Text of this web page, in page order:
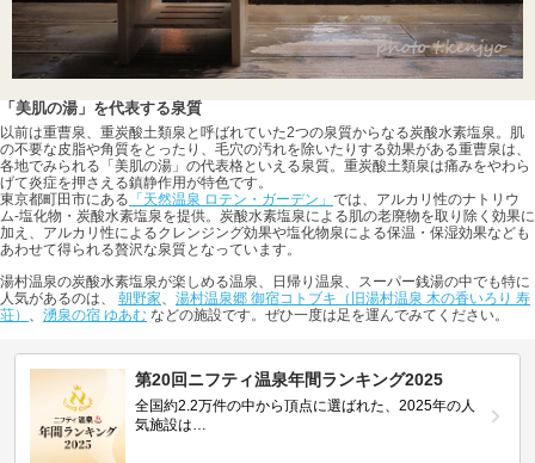
「美肌の湯」を代表する泉質
以前は重曹泉、重炭酸土類泉と呼ばれていた2つの泉質からなる炭酸水素塩泉。肌
の不要な皮脂や角質をとったり、毛穴の汚れを除いたりする効果がある重曹泉は、
各地でみられる「美肌の湯」の代表格といえる泉質。重炭酸土類泉は痛みをやわら
げて炎症を押さえる鎮静作用が特色です。
東京都町田市にある 「天然温泉 ロテン・ガーデン」 では、アルカリ性のナトリウ
ム-塩化物・炭酸水素塩泉を提供。炭酸水素塩泉による肌の老廃物を取り除く効果に
加え、アルカリ性によるクレンジング効果や塩化物泉による保温・保湿効果なども
あわせて得られる贅沢な泉質となっています。
湯村温泉の炭酸水素塩泉が楽しめる温泉、日帰り温泉、スーパー銭湯の中でも特に
人気があるのは、 朝野家、 湯村温泉郷 御宿コトブキ（旧湯村温泉 木の香いろり 寿
荘） 、 湧泉の宿 ゆあむ などの施設です。ぜひ一度は足を運んでみてください。
第20回ニフティ温泉年間ランキング2025
全国約2.2万件の中から頂点に選ばれた、2025年の人
気施設は…